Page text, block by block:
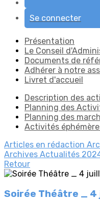
Se connecter
Présentation
Le Conseil
Documents de
Adhérer à notre
Livret d'accueil
Description des
Planning des
Planning des
Activités
Articles en rédaction
Archives Actualités
Retour
Soirée Théâtre _